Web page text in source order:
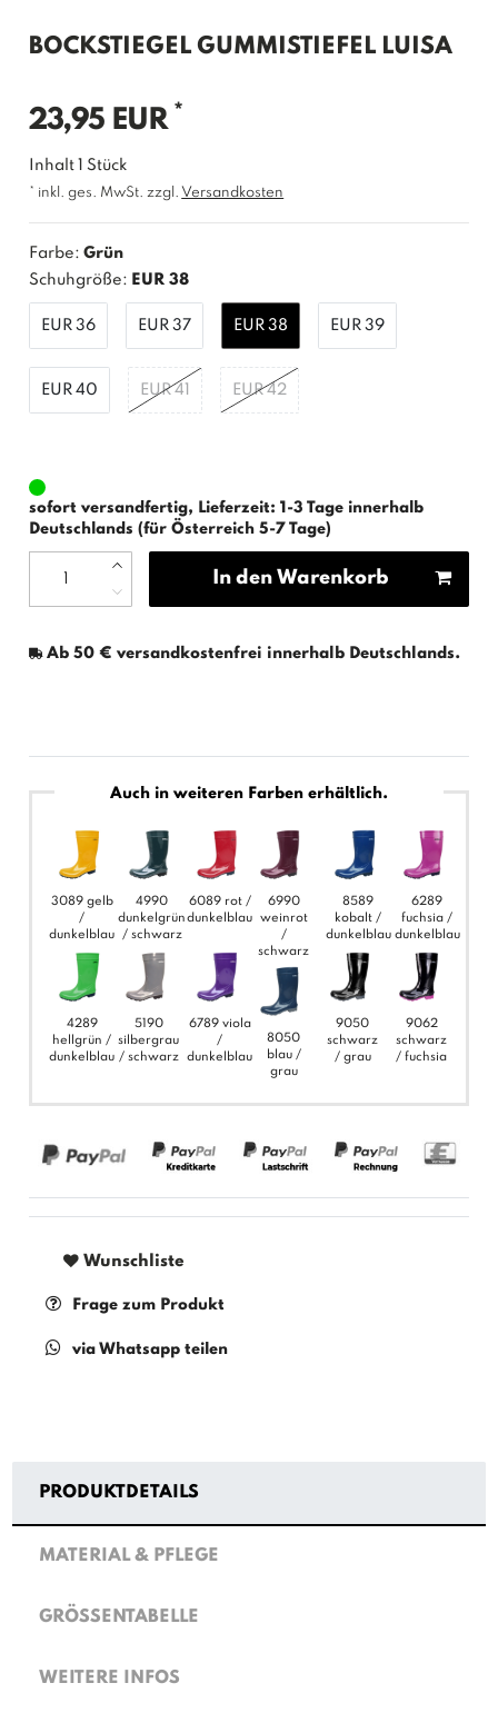
BOCKSTIEGEL GUMMISTIEFEL LUISA
23,95 EUR *
Inhalt1Stück
* inkl. ges. MwSt. zzgl. Versandkosten
Farbe:Grün
Schuhgröße: EUR 38
EUR 36 EUR 37 EUR 38 EUR 39
EUR 40 EUR 41 EUR 42
sofort versandfertig, Lieferzeit: 1-3 Tage innerhalb
Deutschlands (für Österreich 5-7 Tage)
In den Warenkorb
Ab 50 € versandkostenfrei innerhalb Deutschlands.
Auch in weiteren Farben erhältlich.
3089 gelb
/
dunkelblau
4289
hellgrün /
dunkelblau
4990
dunkelgrün
/ schwarz
5190
silbergrau
/ schwarz
6089 rot /
dunkelblau
6789 viola
/
dunkelblau
6990
weinrot
/
schwarz
8050
blau /
grau
8589
kobalt /
dunkelblau
9050
schwarz
/ grau
6289
fuchsia /
dunkelblau
9062
schwarz
/ fuchsia
Wunschliste
Frage zum Produkt
via Whatsapp teilen
PRODUKTDETAILS
MATERIAL & PFLEGE
GRÖSSENTABELLE
WEITERE INFOS